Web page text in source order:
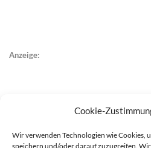
Cookie-
Wir verwenden Technologien wie Cookies,
speichern und/oder darauf zuzugreifen.
Anzeige: